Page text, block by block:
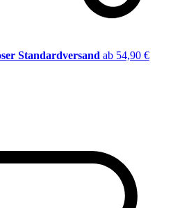
Standardversand ab 54,90 €